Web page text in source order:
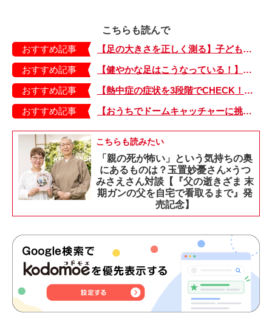
こちらも読んで
おすすめ記事
【足の大きさを正しく測る】子どもの靴の最適サイズは？ 月に1回は測り直そう！
おすすめ記事
【健やかな足はこうなっている！】「疲れた！ 抱っこ！」は靴のせい？ 子どもの足を育てる「足育」を今日からさっそく始めましょう！
おすすめ記事
【熱中症の症状を3段階でCHECK！】症状が軽い順にⅠ～Ⅲ度に分類。この症状が出ていたら、医療機関に連絡を！
おすすめ記事
【おうちでドームキャッチャーに挑戦だ】アンパンマン わくわくドームキャッチャー
こちらも読みたい
「親の死が怖い」という気持ちの奥
にあるものは？玉置妙憂さん×うつ
みさえさん対談【『父の逝きざま 末
期ガンの父を自宅で看取るまで』発
売記念】